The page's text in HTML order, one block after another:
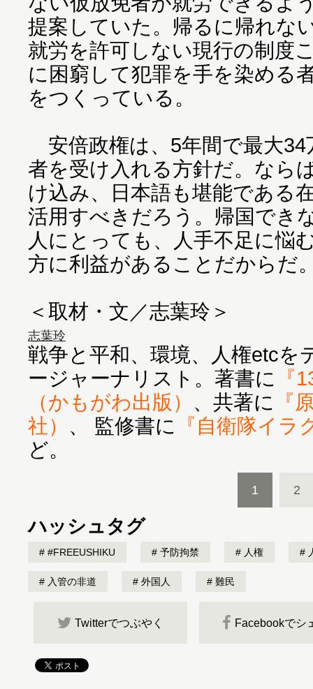
提案していた。帰るに帰れな
就労を許可しない現行の制度
に困窮して犯罪を手を染める
をつくっている。
安倍政権は、5年間で最大34
者を受け入れる方針だ。なら
け込み、日本語も堪能である
活用すべきだろう。帰国でき
人にとっても、人手不足に悩
方に利益があることだからだ
＜取材・文／志葉玲＞
志葉玲
戦争と平和、環境、人権etcを
ージャーナリスト。著書に
『
（かもがわ出版） 、共著に
『
社） 、 監修書に
『自衛隊イラ
ど。
1 2
ハッシュタグ
#FREEUSHIKU 予防拘禁 人権
入管の非道 外国人 難民
Twitterでつぶやく Facebookでシ